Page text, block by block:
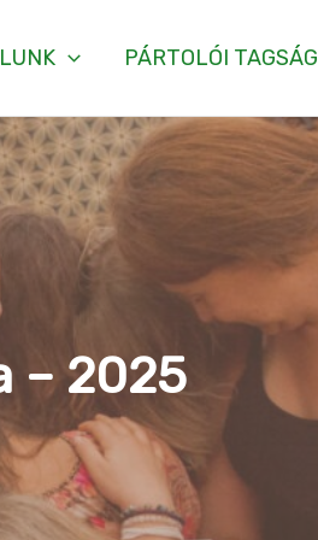
PÁRTOLÓI TAGSÁG
– 2025